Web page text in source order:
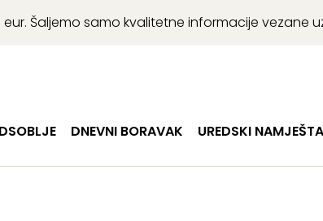
Šaljemo samo kvalitetne informacije vezane
DNEVNI BORAVAK UREDSKI